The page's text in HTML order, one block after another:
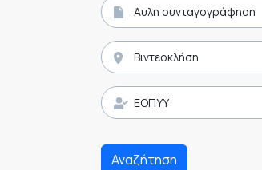
Άυλη συνταγογράφηση
Βιντεοκλήση
ΕΟΠΥΥ
Αναζήτηση